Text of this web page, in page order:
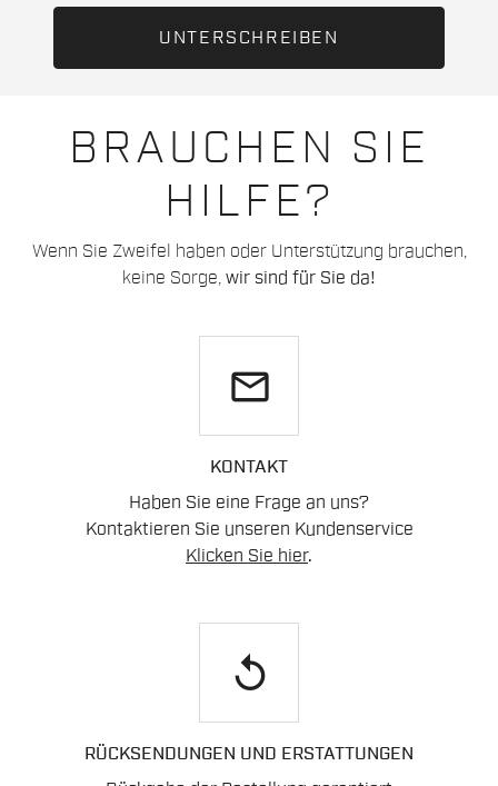
BRAUCHEN SIE
HILFE?
Wenn Sie Zweifel haben oder Unterstützung brauchen,
keine Sorge, wir sind für Sie da!
email
KONTAKT
Haben Sie eine Frage an uns?
Kontaktieren Sie unseren Kundenservice
Klicken Sie hier.
replay
RÜCKSENDUNGEN UND ERSTATTUNGEN